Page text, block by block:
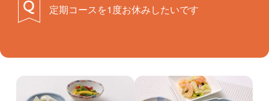
定期コースを1度お休みしたいです